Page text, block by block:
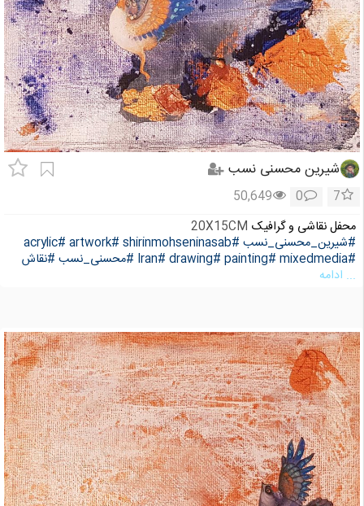
شیرین محسنی نسب
7
0
50,649
محفل نقاشی و گرافیک 20X15CM
#شیرین_محسنی_نسب #shirinmohseninasab
#artwork
#acrylic
#mixedmedia
#painting
#drawing
#Iran #محسنی_نسب #نقاش
... ادامه